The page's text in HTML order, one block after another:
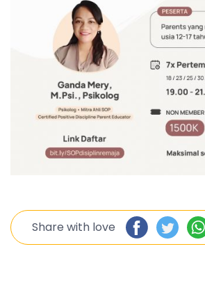
Share with love